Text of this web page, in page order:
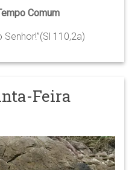
Comum
110,2a)
Feira